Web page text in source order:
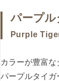
パープル
Purple
カラーが豊富
パープルタイガ